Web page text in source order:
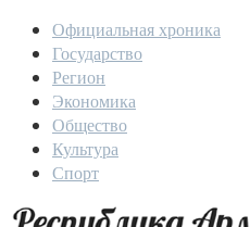
Официальная хроника
Государство
Регион
Экономика
Общество
Культура
Спорт